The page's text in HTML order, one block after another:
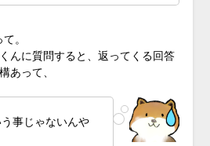
。
んに質問すると、返ってくる回答
あって、
事じゃないんや